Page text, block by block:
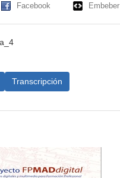
Facebook Embeber
Transcripción